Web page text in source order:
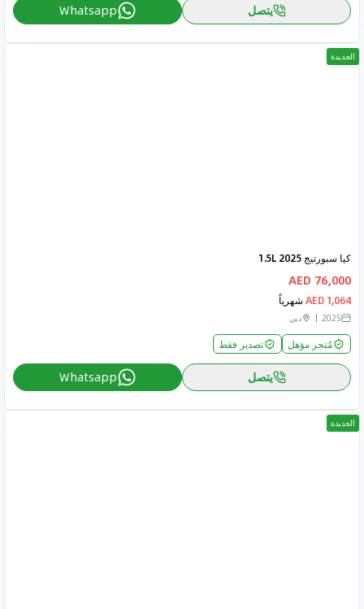
يتصل Whatsapp
الجديدة
كيا سبورتيج 2025 1.5L
76,000 AED
1,064 AED شهرياً
2025 دبي
مُتجر مؤهل تصدير فقط
يتصل Whatsapp
الجديدة